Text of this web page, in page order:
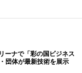
ーナで「彩の国ビジネス
体が最新技術を展示